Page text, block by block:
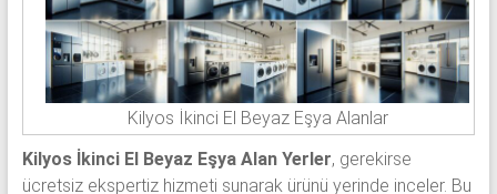
Kilyos İkinci El Beyaz Eşya Alanlar
Kilyos İkinci El Beyaz Eşya Alan Yerler, gerekirse
ücretsiz ekspertiz hizmeti sunarak ürünü yerinde inceler. Bu